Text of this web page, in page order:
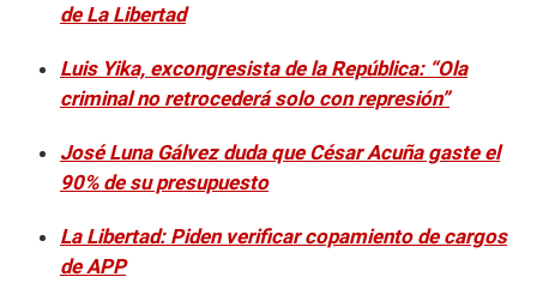
de La Libertad
Luis Yika, excongresista de la República: “Ola
criminal no retrocederá solo con represión”
José Luna Gálvez duda que César Acuña gaste el
90% de su presupuesto
La Libertad: Piden verificar copamiento de cargos
de APP